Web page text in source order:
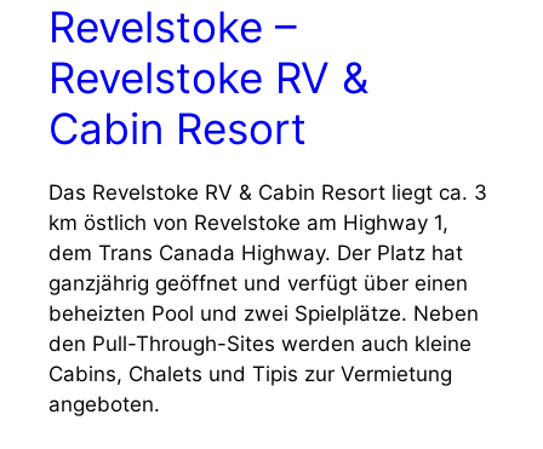
Revelstoke –
Revelstoke RV &
Cabin Resort
Das Revelstoke RV & Cabin Resort liegt ca. 3
km östlich von Revelstoke am Highway 1,
dem Trans Canada Highway. Der Platz hat
ganzjährig geöffnet und verfügt über einen
beheizten Pool und zwei Spielplätze. Neben
den Pull-Through-Sites werden auch kleine
Cabins, Chalets und Tipis zur Vermietung
angeboten.